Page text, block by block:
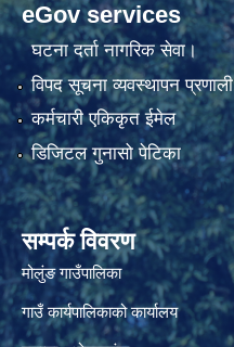
eGov services
घटना दर्ता नागरिक सेवा।
विपद सूचना व्यवस्थापन प्रणाली
कर्मचारी एकिकृत ईमेल
डिजिटल गुनासो पेटिका
सम्पर्क विवरण
मोलुंङ गाउँपालिका
गाउँ कार्यपालिकाको कार्यालय